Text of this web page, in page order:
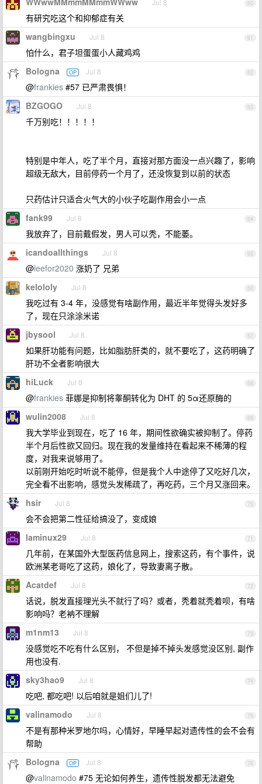
60
Jul 8
有研究吃这个和抑郁症有关
61
wangbingxu Jul 8
怕什么，君子坦蛋蛋小人藏鸡鸡
62
Bologna OP Jul 8
@frankies #57 已严肃畏惧！
63
BZGOGO Jul 8
千万别吃！！！！！
特别是中年人，吃了半个月，直接对那方面没一点兴趣了，影响
超级无敌大，目前停药一个月了，还没恢复到以前的状态
只药估计只适合火气大的小伙子吃副作用会小一点
64
fank99 Jul 8
我放弃了，目前戴假发，男人可以秃，不能萎。
65
icandoallthings Jul 8
@leefor2020 涨奶了 兄弟
66
kelololy Jul 8
我吃过有 3-4 年，没感觉有啥副作用，最近半年觉得头发好多
了，现在只涂涂米诺
67
jbysool Jul 8
如果肝功能有问题，比如脂肪肝类的，就不要吃了，这药明确了
肝功不全者影响很大
68
hiLuck Jul 8
@frankies 菲娜是抑制将睾酮转化为 DHT 的 5α还原酶的
69
wulin2008 Jul 8
我大学毕业到现在，吃了 16 年，期间性欲确实被抑制了。停药
半个月后性欲又回归。现在我的发量维持在看起来不稀薄的程
度，对我来说够用了。
以前刚开始吃时听说不能停，但是我个人中途停了又吃好几次，
完全看不出影响，感觉头发稀疏了，再吃药，三个月又涨回来。
70
hsir Jul 8
会不会把第二性征给搞没了，变成娘
71
laminux29 Jul 8
几年前，在某国外大型医药信息网上，搜索这药，有个事件，说
欧洲某老哥吃了这药，娘化了，导致妻离子散。
72
Acatdef Jul 8
话说，脱发直接理光头不就行了吗？或者，秃着就秃着呗，有啥
影响吗？老衲不理解
73
m1nm13 Jul 8
没感觉吃不吃有什么区别， 不但是掉不掉头发感觉没区别, 副作
用也没有.
74
sky3hao9 Jul 8
吃吧, 都吃吧! 以后咱就是姐们儿了!
75
valinamodo Jul 8
不是有那种米罗地尔吗，心情好，早睡早起对遗传性的会不会有
帮助
76
Bologna OP Jul 8
@valinamodo #75 无论如何养生，遗传性脱发都无法避免